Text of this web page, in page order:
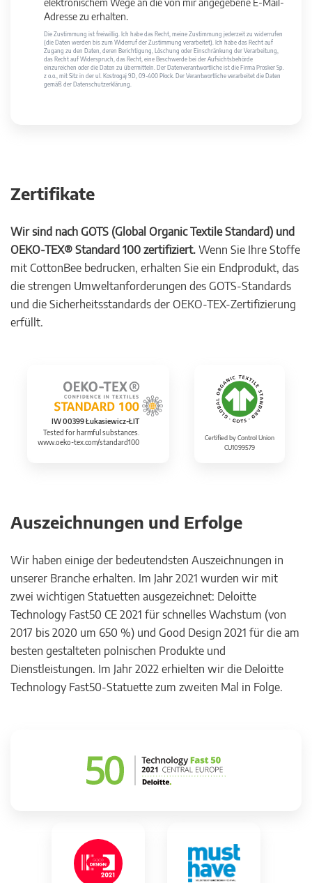
elektronischem Wege an die von mir angegebene E-Mail-
Adresse zu erhalten.
Die Zustimmung ist freiwillig. Ich habe das Recht, meine Zustimmung jederzeit zu widerrufen
(die Daten werden bis zum Widerruf der Zustimmung verarbeitet). Ich habe das Recht auf
Zugang zu den Daten, deren Berichtigung, Löschung oder Einschränkung der Verarbeitung,
das Recht auf Widerspruch, das Recht, eine Beschwerde bei der Aufsichtsbehörde
einzureichen oder die Daten zu übermitteln. Der Datenverantwortliche ist die Firma Prosker Sp.
z o.o., mit Sitz in der ul. Kostrogaj 9D, 09-400 Płock. Der Verantwortliche verarbeitet die Daten
gemäß der Datenschutzerklärung.
Zertifikate
Wir sind nach GOTS (Global Organic Textile Standard) und
OEKO-TEX® Standard 100 zertifiziert. Wenn Sie Ihre Stoffe
mit CottonBee bedrucken, erhalten Sie ein Endprodukt, das
die strengen Umweltanforderungen des GOTS-Standards
und die Sicherheitsstandards der OEKO-TEX-Zertifizierung
erfüllt.
IW 00399 Łukasiewicz-ŁIT
Tested for harmful substances.
www.oeko-tex.com/standard100
Certified by Control Union
CU1099579
Auszeichnungen und Erfolge
Wir haben einige der bedeutendsten Auszeichnungen in
unserer Branche erhalten. Im Jahr 2021 wurden wir mit
zwei wichtigen Statuetten ausgezeichnet: Deloitte
Technology Fast50 CE 2021 für schnelles Wachstum (von
2017 bis 2020 um 650 %) und Good Design 2021 für die am
besten gestalteten polnischen Produkte und
Dienstleistungen. Im Jahr 2022 erhielten wir die Deloitte
Technology Fast50-Statuette zum zweiten Mal in Folge.